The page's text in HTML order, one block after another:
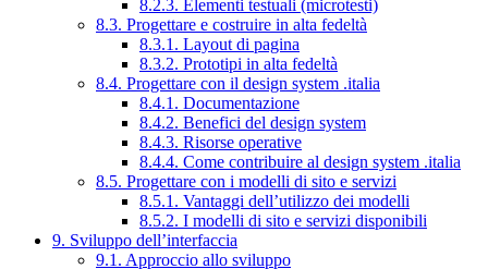
8.2.3. Elementi testuali (microtesti)
8.3. Progettare e costruire in alta fedeltà
8.3.1. Layout di pagina
8.3.2. Prototipi in alta fedeltà
8.4. Progettare con il design system .italia
8.4.1. Documentazione
8.4.2. Benefici del design system
8.4.3. Risorse operative
8.4.4. Come contribuire al design system .italia
8.5. Progettare con i modelli di sito e servizi
8.5.1. Vantaggi dell’utilizzo dei modelli
8.5.2. I modelli di sito e servizi disponibili
9. Sviluppo dell’interfaccia
9.1. Approccio allo sviluppo